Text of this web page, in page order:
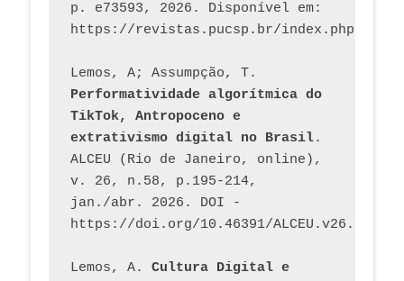
p. e73593, 2026. Disponível em:
Performatividade algorítmica do
TikTok, Antropoceno e
extrativismo digital no Brasil.
ALCEU (Rio de Janeiro, online),
v. 26, n.58, p.195-214,
jan./abr. 2026. DOI -
https://doi.org/10.46391/
Lemos, A. Cultura Digital e